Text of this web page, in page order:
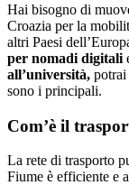
Hai bisogno di
Croazia per la
altri Paesi
per nomadi digitali
all’università, potrai
sono i principali.
Com’è il
La rete di trasporto
Fiume è efficiente e